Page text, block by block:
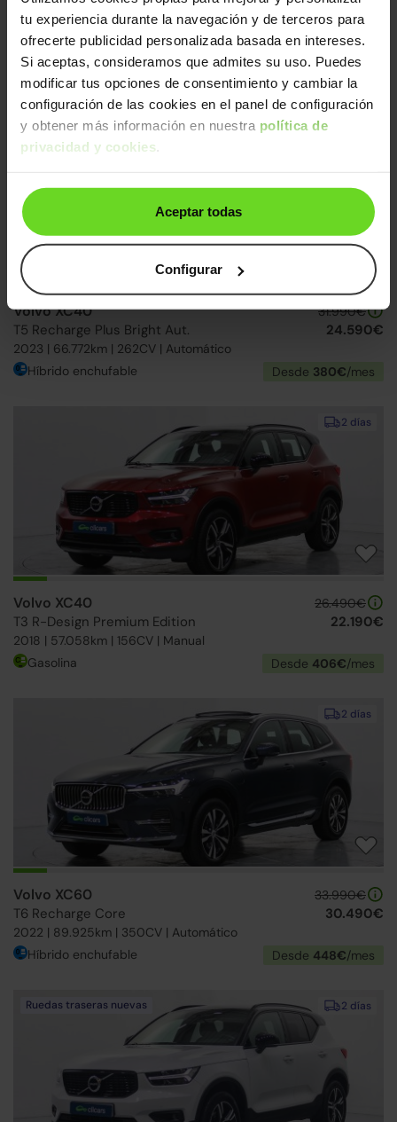
tu experiencia durante la navegación y de terceros para
ofrecerte publicidad personalizada basada en intereses.
Si aceptas, consideramos que admites su uso. Puedes
modificar tus opciones de consentimiento y cambiar la
configuración de las cookies en el panel de configuración
y obtener más información en nuestra política de
privacidad y cookies.
Aceptar todas
Configurar
Volvo XC40
B3 Core Aut.
2023 | 105.201km | 163CV | Automático
26.190€
22.890€
Mild hybrid Desde355€ /mes
Volvo XC40
T5 Recharge Plus Bright Aut.
2023 | 66.772km | 262CV | Automático
31.990€
24.590€
Híbrido enchufable Desde 380€/mes
2 días
Volvo XC40
T3 R-Design Premium Edition
2018 | 57.058km | 156CV | Manual
26.490€
22.190€
Gasolina Desde 406€/mes
2 días
Volvo XC60
T6 Recharge Core
2022 | 89.925km | 350CV | Automático
33.990€
30.490€
Híbrido enchufable Desde 448€/mes
2 días
Ruedas traseras nuevas